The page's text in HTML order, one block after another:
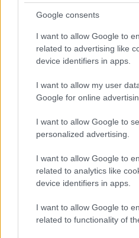
Google consents
I want to allow Google to
related to advertising like
device identifiers in apps.
I want to allow my user
Google for online
I want to allow Google to
personalized advertising.
I want to allow Google to
related to analytics like
device identifiers in apps.
I want to allow Google to
related to functionality of
ΔΙΑΒΑΣΤΕ ΠΕΡΙΣΣΟΤΕΡΑ ΕΥΡΏ